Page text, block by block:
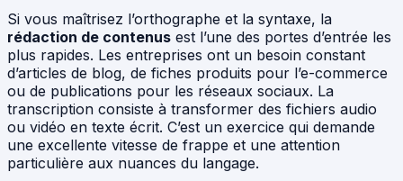
Si vous maîtrisez l’orthographe et la syntaxe, la
rédaction de contenus est l’une des portes d’entrée les
plus rapides. Les entreprises ont un besoin constant
d’articles de blog, de fiches produits pour l’e-commerce
ou de publications pour les réseaux sociaux. La
transcription consiste à transformer des fichiers audio
ou vidéo en texte écrit. C’est un exercice qui demande
une excellente vitesse de frappe et une attention
particulière aux nuances du langage.